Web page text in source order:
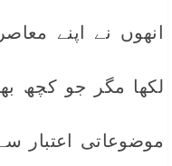
انھوں نے اپنے
لکھا مگر جو کچھ
موضوعاتی اعتبار